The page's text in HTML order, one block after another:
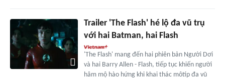
Trailer 'The Flash' hé lộ đa vũ trụ
với hai Batman, hai Flash
'The Flash' mang đến hai phiên bản Người Dơi
và hai Barry Allen - Flash, tiếp tục khiến người
hâm mộ hào hứng khi khai thác môtíp đa vũ